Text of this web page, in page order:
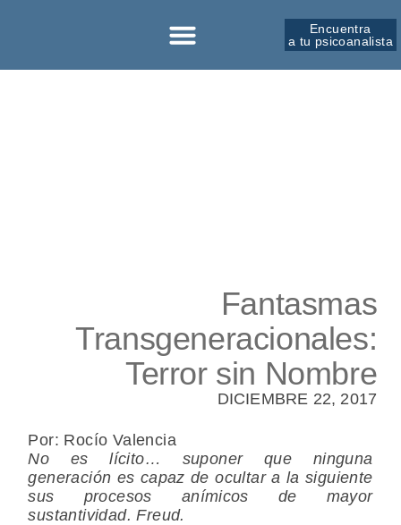
Encuentra
a tu psicoanalista
Fantasmas
Transgeneracionales:
Terror sin Nombre
DICIEMBRE 22, 2017
Por: Rocío Valencia
No es lícito… suponer que ninguna
generación es capaz de ocultar a la siguiente
sus procesos anímicos de mayor
sustantividad.Freud.